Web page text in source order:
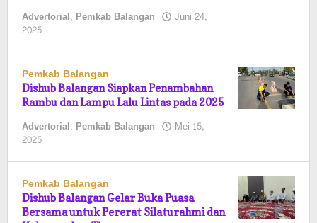
Advertorial, Pemkab Balangan Juni 24,
2025
Pemkab Balangan
Dishub Balangan Siapkan Penambahan
Rambu dan Lampu Lalu Lintas pada 2025
Advertorial, Pemkab Balangan Mei 15,
2025
Pemkab Balangan
Dishub Balangan Gelar Buka Puasa
Bersama untuk Pererat Silaturahmi dan